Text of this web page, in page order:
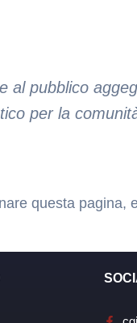
pubblico
per la
questa pagina,